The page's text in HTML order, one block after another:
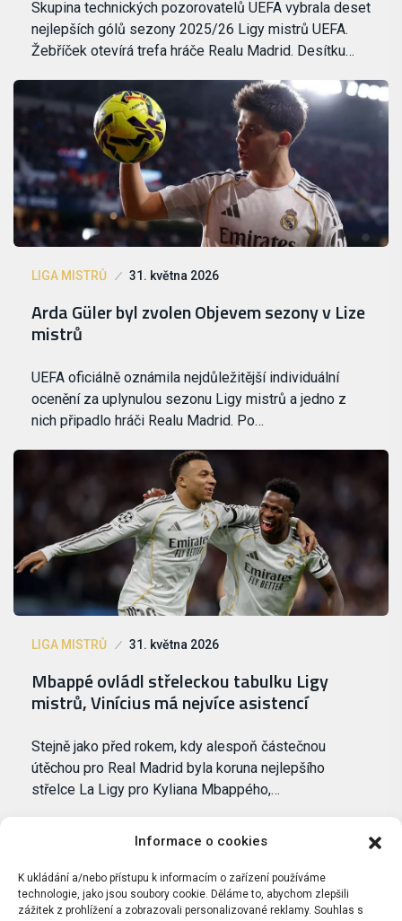
Informace o cookies
K ukládání a/nebo přístupu k informacím o zařízení používáme
technologie, jako jsou soubory cookie. Děláme to, abychom zlepšili
zážitek z prohlížení a zobrazovali personalizované reklamy. Souhlas s
Skupina technických pozorovatelů UEFA vybrala deset
nejlepších gólů sezony 2025/26 Ligy mistrů UEFA.
Žebříček otevírá trefa hráče Realu Madrid. Desítku…
LIGA MISTRŮ 31. května 2026
Arda Güler byl zvolen Objevem sezony v Lize
mistrů
UEFA oficiálně oznámila nejdůležitější individuální
ocenění za uplynulou sezonu Ligy mistrů a jedno z
nich připadlo hráči Realu Madrid. Po…
LIGA MISTRŮ 31. května 2026
Mbappé ovládl střeleckou tabulku Ligy
mistrů, Vinícius má nejvíce asistencí
Stejně jako před rokem, kdy alespoň částečnou
útěchou pro Real Madrid byla koruna nejlepšího
střelce La Ligy pro Kyliana Mbappého,…